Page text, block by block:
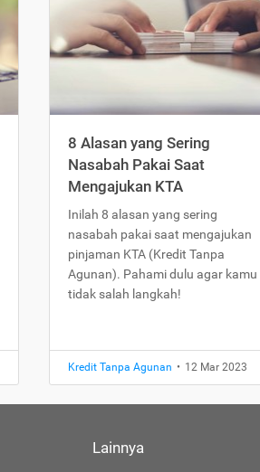
8 Alasan yang Sering
Nasabah Pakai Saat
Mengajukan KTA
Inilah 8 alasan yang sering
nasabah pakai saat mengajukan
pinjaman KTA (Kredit Tanpa
Agunan). Pahami dulu agar kamu
tidak salah langkah!
Kredit Tanpa Agunan • 12 Mar 2023
Lainnya